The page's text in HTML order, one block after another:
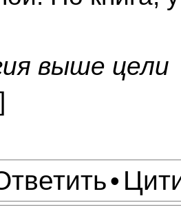
выше цели
•